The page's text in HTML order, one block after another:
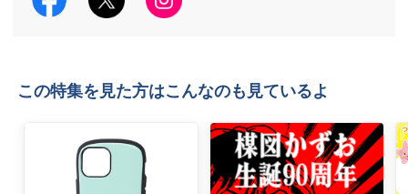
この特集を見た方はこんなのも見ているよ